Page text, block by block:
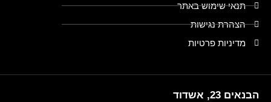
תנאי שימוש באתר
הצהרת נגישות
מדיניות פרטיות
הבנאים 23, אשדוד